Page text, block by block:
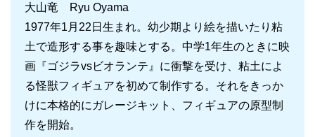
大山竜 Ryu Oyama
1977年1月22日生まれ。幼少期より絵を描いたり粘
土で造形する事を趣味とする。中学1年生のときに映
画『ゴジラvsビオランテ』に衝撃を受け、粘土によ
る怪獣フィギュアを初めて制作する。それをきっか
けに本格的にガレージキット、フィギュアの原型制
作を開始。